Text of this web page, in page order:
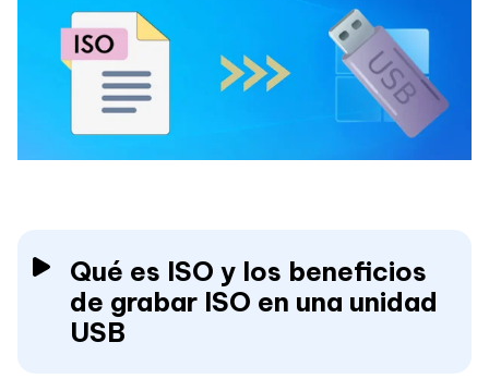
Qué es ISO y los beneficios
de grabar ISO en una unidad
USB